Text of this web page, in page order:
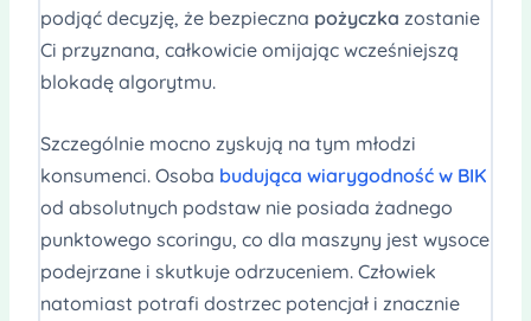
podjąć decyzję, że bezpieczna pożyczka zostanie
Ci przyznana, całkowicie omijając wcześniejszą
blokadę algorytmu.
Szczególnie mocno zyskują na tym młodzi
konsumenci. Osoba budująca wiarygodność w BIK
od absolutnych podstaw nie posiada żadnego
punktowego scoringu, co dla maszyny jest wysoce
podejrzane i skutkuje odrzuceniem. Człowiek
natomiast potrafi dostrzec potencjał i znacznie